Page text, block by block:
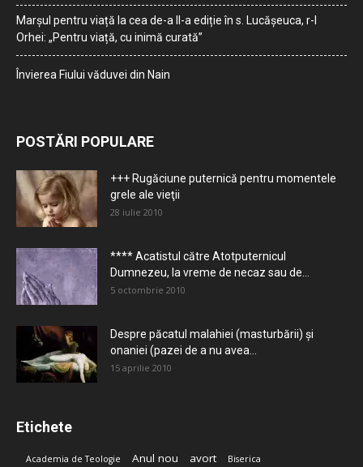
Marșul pentru viață la cea de-a II-a ediție în s. Lucășeuca, r-l
Orhei: „Pentru viață, cu inimă curată”
Învierea Fiului văduvei din Nain
POSTĂRI POPULARE
+++ Rugăciune puternică pentru momentele
grele ale vieţii
28 iulie 2010
**** Acatistul către Atotputernicul
Dumnezeu, la vreme de necaz sau de...
5 octombrie 2010
Despre păcatul malahiei (masturbării) şi
onaniei (pazei de a nu avea...
15 aprilie 2010
Etichete
Academia de Teologie Anul nou avort Biserica